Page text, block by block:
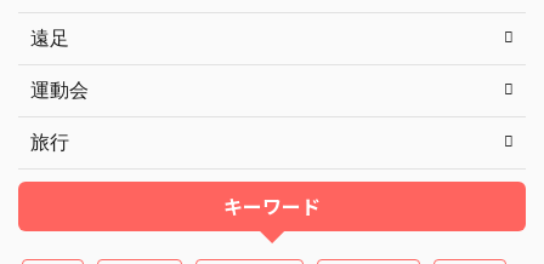
遠足
運動会
旅行
キーワード